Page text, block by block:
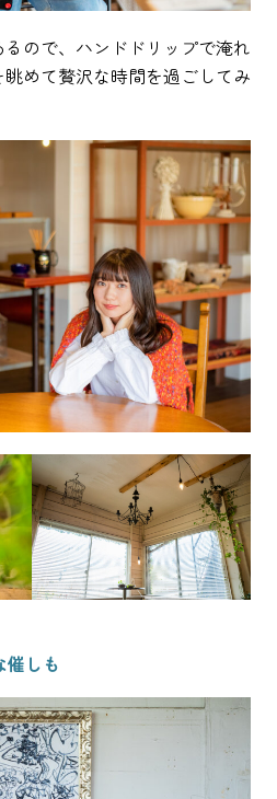
ので、ハンドドリップで淹れ
めて贅沢な時間を過ごしてみ
催しも